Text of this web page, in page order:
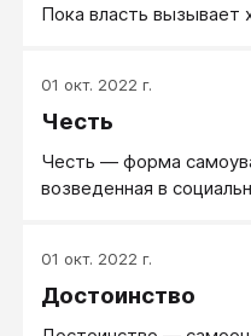
Пока власть вызывает
01 окт. 2022 г.
Честь
Честь ― форма
возведенная в
01 окт. 2022 г.
Достоинство